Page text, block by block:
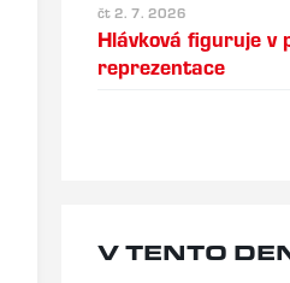
čt 2. 7. 2026
Hlávková figuruje v
reprezentace
V TENTO